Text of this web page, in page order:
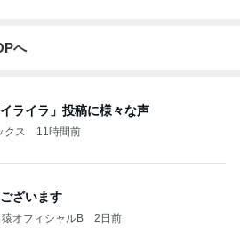
へ
ライラ」投稿に様々な声
クス 11時間前
ざいます
オフィシャルB 2日前